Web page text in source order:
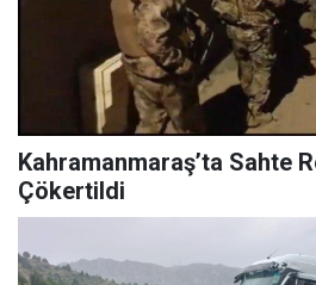
Kahramanmaraş’ta Sahte
Çökertildi